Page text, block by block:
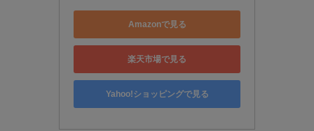
Amazonで見る
楽天市場で見る
Yahoo!ショッピングで見る